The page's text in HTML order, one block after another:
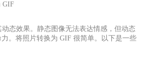
GIF
态效果。静态图像无法表达情感，但动态
。将照片转换为 GIF 很简单。以下是一些